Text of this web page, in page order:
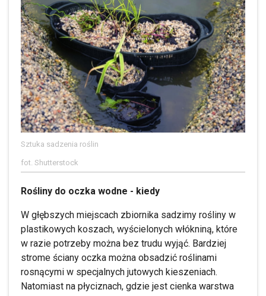
Sztuka sadzenia roślin
fot. Shutterstock
Rośliny do oczka wodne - kiedy
W głębszych miejscach zbiornika sadzimy rośliny w
plastikowych koszach, wyścielonych włókniną, które
w razie potrzeby można bez trudu wyjąć. Bardziej
strome ściany oczka można obsadzić roślinami
rosnącymi w specjalnych jutowych kieszeniach.
Natomiast na płyciznach, gdzie jest cienka warstwa